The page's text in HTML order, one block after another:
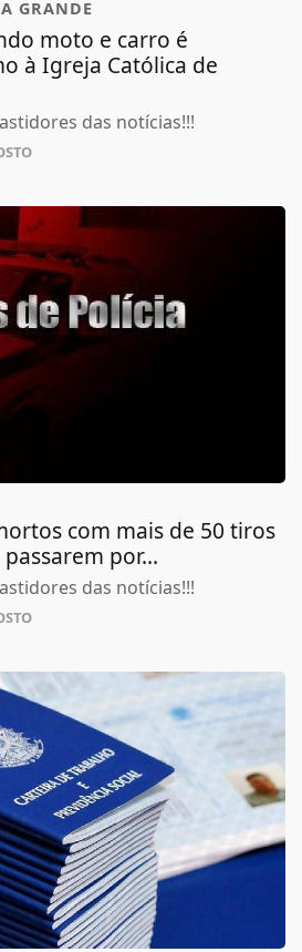
GRANDE
moto e carro é
à Igreja Católica de
das notícias!!!
com mais de 50 tiros
por...
das notícias!!!